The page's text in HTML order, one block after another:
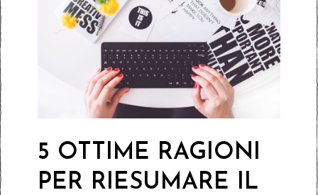
5 OTTIME RAGIONI
PER RIESUMARE IL